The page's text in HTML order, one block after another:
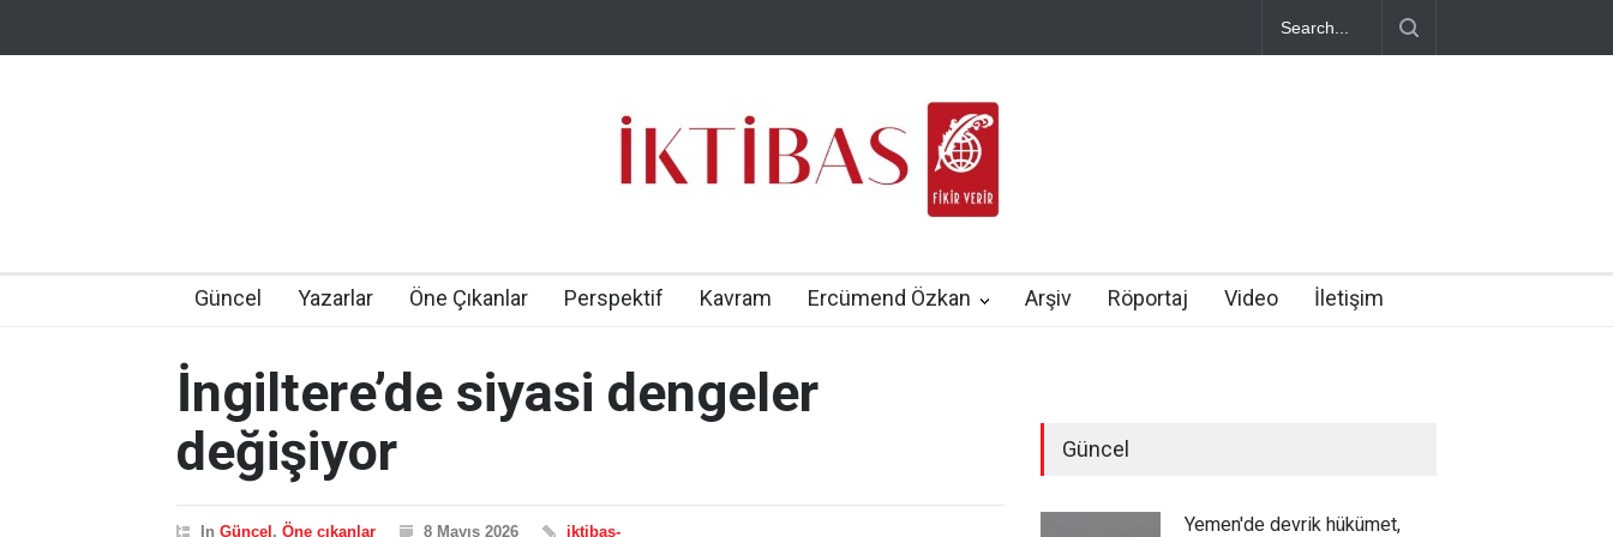
Güncel Yazarlar Öne Çıkanlar Perspektif Kavram Ercümend Özkan Arşiv Röportaj Video İletişim
İngiltere’de siyasi dengeler
değişiyor
In Güncel , Öne çıkanlar 8 Mayıs 2026 iktibas-
Güncel
Yemen'de devrik hükümet,